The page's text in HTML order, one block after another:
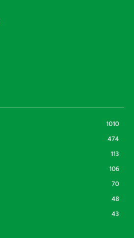
1010
474
113
106
70
48
43